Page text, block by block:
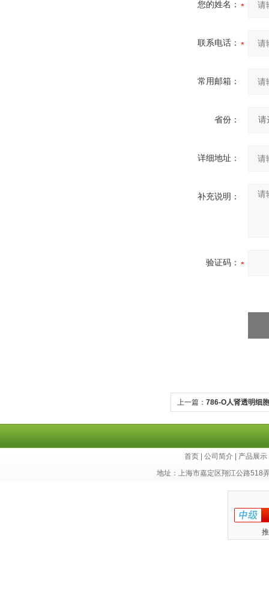
您的姓名：
联系电话：
常用邮箱：
省份：
详细地址：
补充说明：
验证码：
上一篇： 786-O人肾透明细
首页 公司简介 产品展示
地址：上海市嘉定区翔江公路518